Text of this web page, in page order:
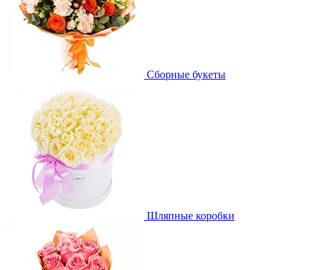
Сборные букеты
Шляпные коробки